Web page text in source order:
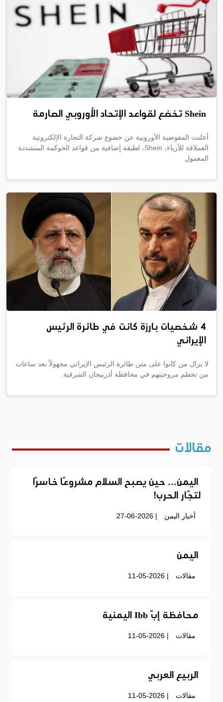
Shein تخضع لقواعد الإتحاد الأوروبي الصارمة
أعلنت المفوضية الأوروبية عن خضوع شركة التجارة الإلكترونية
العملاقة للأزياء، Shein، لطبقة إضافية من قواعد الحوكمة المتشددة
المعمول
4 شخصيات بارزة كانت في طائرة الرئيس
الإيراني
لا يزال من كانوا على متن طائرة الرئيس الإيراني مجهولاً بعد ساعات
من تحطم مروحيتهم في محافظة أذربيجان الشرقية.
مقالات
اليمن… حين يصبح السلام مشروعًا خاسرًا
لتجّار الحرب!
أخبار اليمن | 27-06-2026
اليمن
مقالات | 11-05-2026
محافظة إبّ Ibb اليمنية
مقالات | 11-05-2026
الربيع العربي
مقالات | 11-05-2026